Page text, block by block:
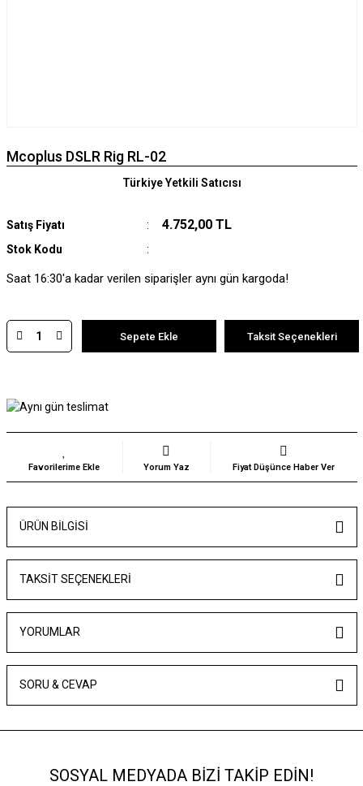
Mcoplus DSLR Rig RL-02
Satış Fiyatı 4.752,00 TL
Stok Kodu
Türkiye Yetkili Satıcısı
Saat 16:30'a kadar verilen siparişler aynı gün kargoda!
Sepete Ekle Taksit Seçenekleri
Yorum Yaz Fiyat Düşünce Haber Ver
ÜRÜN BILGISI
TAKSIT SEÇENEKLERI
YORUMLAR
SORU & CEVAP
SOSYAL MEDYADA BİZİ TAKİP EDİN!